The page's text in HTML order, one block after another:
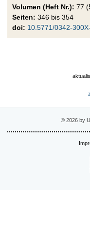
Volumen (Heft Nr.): 77
Seiten: 346 bis 354
doi: 10.5771/0342-
© 2026 by